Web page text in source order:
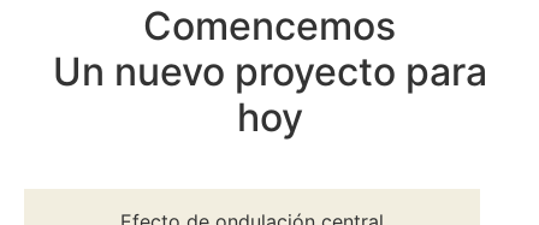
Comencemos
Un nuevo proyecto para
hoy